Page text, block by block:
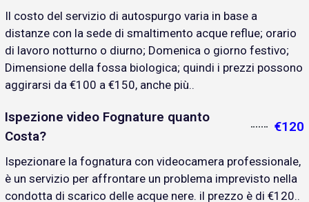
Il costo del servizio di autospurgo varia in base a
distanze con la sede di smaltimento acque reflue; orario
di lavoro notturno o diurno; Domenica o giorno festivo;
Dimensione della fossa biologica; quindi i prezzi possono
aggirarsi da €100 a €150, anche più..
Ispezione video Fognature quanto
Costa?
€120
Ispezionare la fognatura con videocamera professionale,
è un servizio per affrontare un problema imprevisto nella
condotta di scarico delle acque nere. il prezzo è di €120..